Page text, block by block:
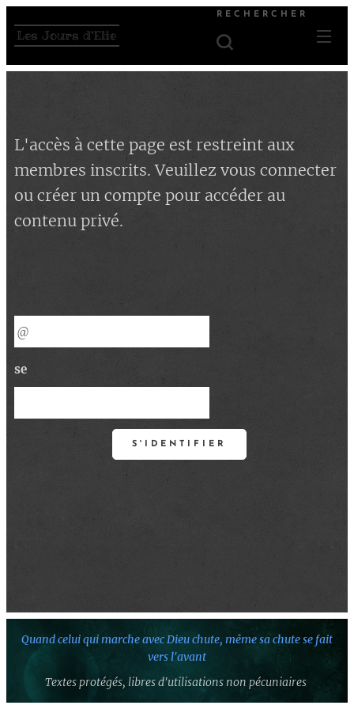
Les Jours d'Elie
RECHERCHER
L'accès à cette page est restreint aux
membres inscrits. Veuillez vous connecter
ou créer un compte pour accéder au
contenu privé.
se
S'IDENTIFIER
Quand celui qui marche avec Dieu chute, même sa chute se fait
vers l'avant
Textes protégés, libres d'utilisations non pécuniaires